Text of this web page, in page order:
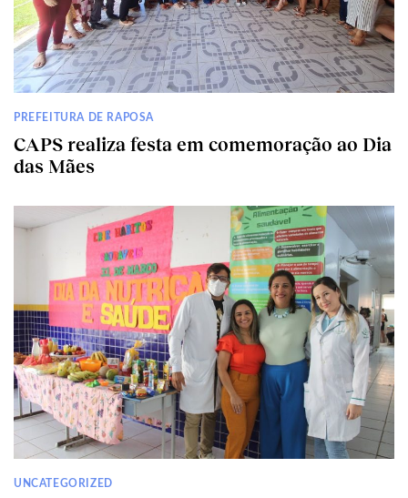
PREFEITURA DE RAPOSA
CAPS realiza festa em comemoração ao Dia
das Mães
UNCATEGORIZED